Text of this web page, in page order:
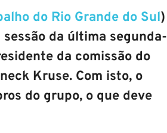
do Rio Grande do Sul)
da última segunda-
da comissão do
Kruse. Com isto, o
do grupo, o que deve